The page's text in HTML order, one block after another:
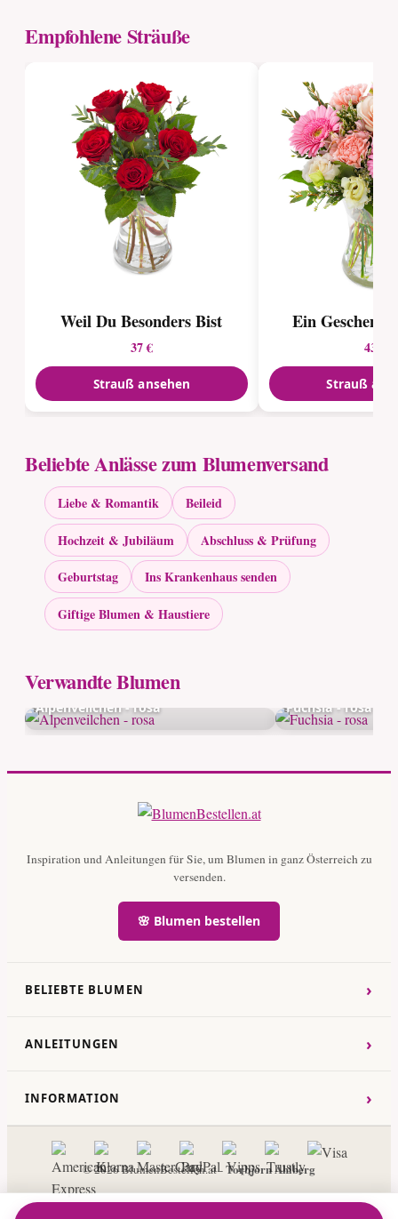
Empfohlene Sträuße
Weil Du Besonders Bist
37 €
Strauß ansehen
Ein Geschenk
43 €
Strauß
Beliebte Anlässe zum Blumenversand
Liebe & Romantik
Beileid
Hochzeit & Jubiläum
Abschluss & Prüfung
Geburtstag
Ins Krankenhaus senden
Giftige Blumen & Haustiere
Verwandte Blumen
Alpenveilchen - rosa Fuchsia - rosa
Inspiration und Anleitungen für Sie, um Blumen in ganz Österreich zu
versenden.
🌸 Blumen bestellen
BELIEBTE BLUMEN ›
ANLEITUNGEN ›
INFORMATION ›
© 2026 BlumenBestellen.at -Torbjorn Ahlberg